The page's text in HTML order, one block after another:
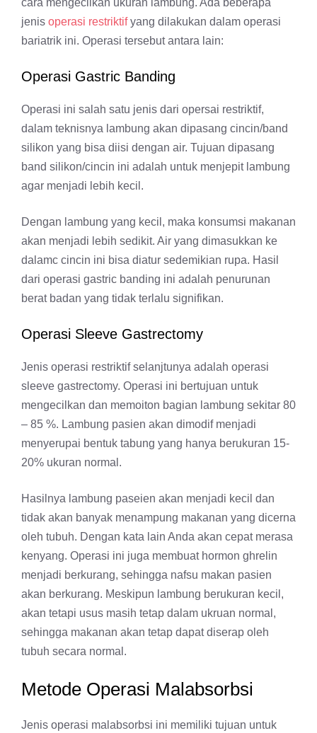
cara mengecilkan ukuran lambung. Ada beberapa
jenis operasi restriktifyang dilakukan dalam operasi
bariatrik ini. Operasi tersebut antara lain:
Operasi Gastric Banding
Operasi ini salah satu jenis dari opersai restriktif,
dalam teknisnya lambung akan dipasang cincin/band
silikon yang bisa diisi dengan air. Tujuan dipasang
band silikon/cincin ini adalah untuk menjepit lambung
agar menjadi lebih kecil.
Dengan lambung yang kecil, maka konsumsi makanan
akan menjadi lebih sedikit. Air yang dimasukkan ke
dalamc cincin ini bisa diatur sedemikian rupa. Hasil
dari operasi gastric banding ini adalah penurunan
berat badan yang tidak terlalu signifikan.
Operasi Sleeve Gastrectomy
Jenis operasi restriktif selanjtunya adalah operasi
sleeve gastrectomy. Operasi ini bertujuan untuk
mengecilkan dan memoiton bagian lambung sekitar 80
– 85 %. Lambung pasien akan dimodif menjadi
menyerupai bentuk tabung yang hanya berukuran 15-
20% ukuran normal.
Hasilnya lambung paseien akan menjadi kecil dan
tidak akan banyak menampung makanan yang dicerna
oleh tubuh. Dengan kata lain Anda akan cepat merasa
kenyang. Operasi ini juga membuat hormon ghrelin
menjadi berkurang, sehingga nafsu makan pasien
akan berkurang. Meskipun lambung berukuran kecil,
akan tetapi usus masih tetap dalam ukruan normal,
sehingga makanan akan tetap dapat diserap oleh
tubuh secara normal.
Metode Operasi Malabsorbsi
Jenis operasi malabsorbsi ini memiliki tujuan untuk